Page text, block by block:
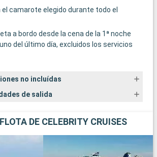
camarote elegido durante todo el
a bordo desde la cena de la 1ª noche
del último día, excluidos los servicios
no incluídas
de salida
DE CELEBRITY CRUISES